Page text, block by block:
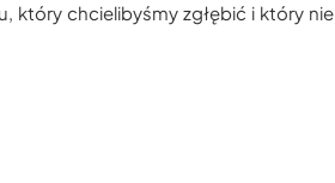
który chcielibyśmy zgłębić i który nie